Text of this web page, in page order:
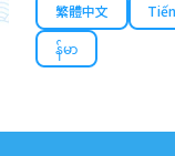
繁體中文
န်မာ